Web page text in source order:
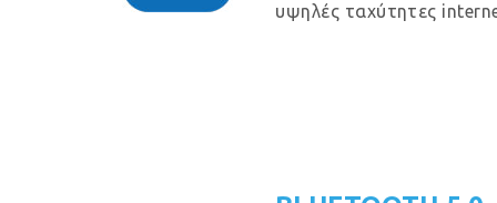
υψηλές ταχύτητες